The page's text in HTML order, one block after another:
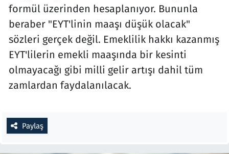
formül üzerinden hesaplanıyor. Bununla
beraber "EYT'linin maaşı düşük olacak"
sözleri gerçek değil. Emeklilik hakkı kazanmış
EYT'lilerin emekli maaşında bir kesinti
olmayacağı gibi milli gelir artışı dahil tüm
zamlardan faydalanılacak.
Paylaş